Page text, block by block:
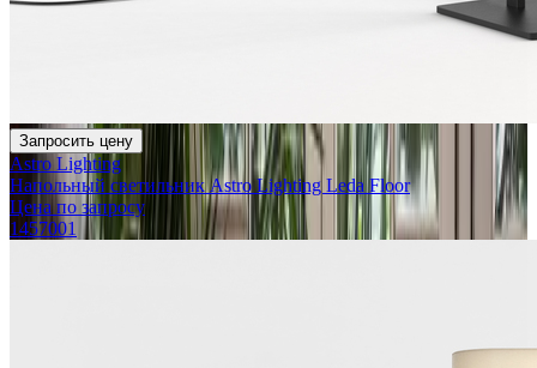
Запросить цену
Astro Lighting
Напольный светильник Astro Lighting Leda Floor
Цена по запросу
1457001